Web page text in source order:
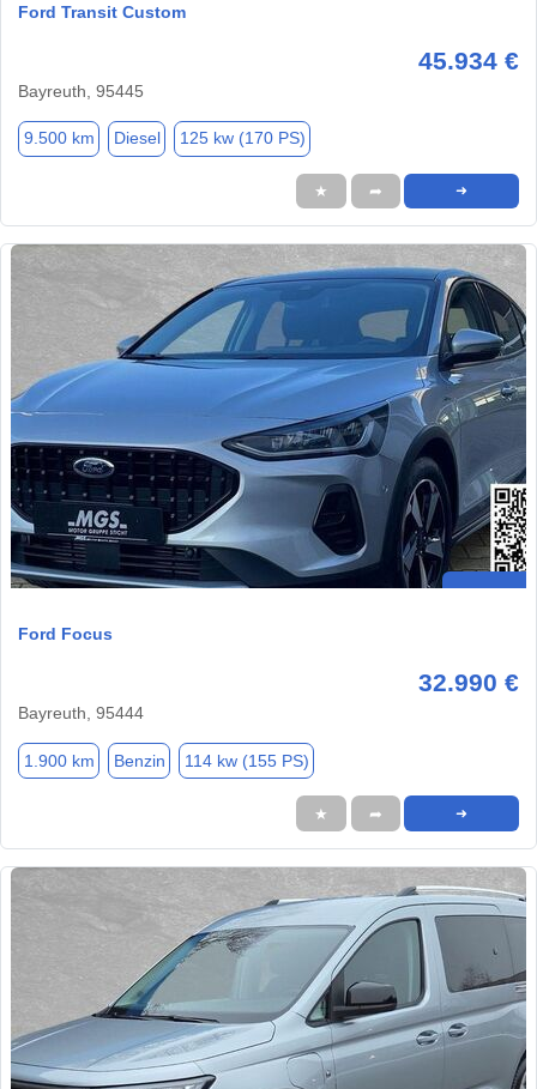
Ford Transit Custom
45.934 €
Bayreuth, 95445
9.500 km Diesel 125 kw (170 PS)
★ ➦ ➜
Ford Focus
32.990 €
Bayreuth, 95444
1.900 km Benzin 114 kw (155 PS)
★ ➦ ➜